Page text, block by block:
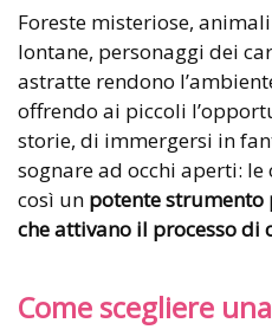
Foreste misteriose,
lontane, personaggi dei
astratte rendono
offrendo ai piccoli
storie, di immergersi in
sognare ad occhi aperti:
così un potente strumento
che attivano il processo di
Come scegliere